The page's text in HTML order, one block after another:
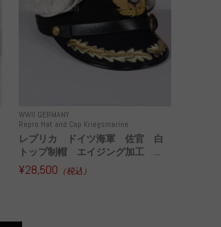
WWII GERMANY
Repro Hat and Cap Kriegsmarine
レプリカ ドイツ海軍 佐官 白
トップ制帽 エイジング加工 ...
¥28,500 （税込）